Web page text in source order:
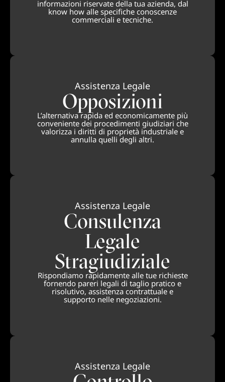
informazioni riservate della tua azienda, dal
know how alle specifiche conoscenze
commerciali e tecniche.
Assistenza Legale
Opposizioni
L’alternativa rapida ed economicamente più
conveniente dei procedimenti giudiziari che
valorizza i diritti di proprietà industriale e
annulla quelli degli altri.
Assistenza Legale
Consulenza
Legale
Stragiudiziale
Rispondiamo rapidamente alle tue richieste
fornendo pareri legali di taglio pratico e
risolutivo, assistenza contrattuale e
supporto nelle negoziazioni.
Assistenza Legale